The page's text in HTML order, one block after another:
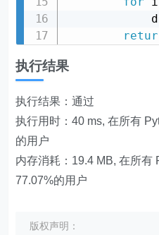
执行结果
执行结果：通过
执行用时：40 ms, 在所有
的用户
内存消耗：19.4 MB, 在所有
77.07%的用户
版权声明：